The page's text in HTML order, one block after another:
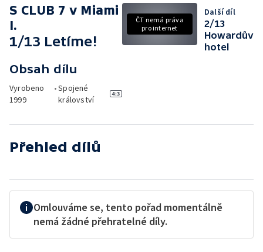
S CLUB 7 v Miami
I.
1/13 Letíme!
Obsah dílu
Vyrobeno
1999
•Spojené
království
ČT nemá práva
pro internet
Další díl
2/13
Howardův
hotel
Přehled dílů
Omlouváme se, tento pořad momentálně
nemá žádné přehratelné díly.